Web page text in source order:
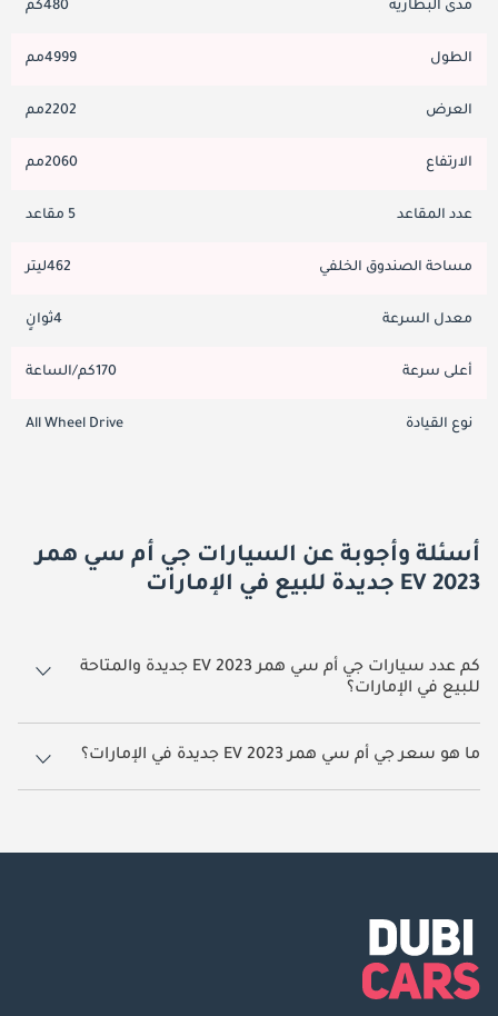
مدى البطارية 480كم
الطول 4999مم
العرض 2202مم
الارتفاع 2060مم
عدد المقاعد 5 مقاعد
مساحة الصندوق الخلفي 462ليتر
معدل السرعة 4ثوانٍ
أعلى سرعة 170كم/الساعة
نوع القيادة All Wheel Drive
أسئلة وأجوبة عن السيارات جي أم سي همر
EV 2023 جديدة للبيع في الإمارات
كم عدد سيارات جي أم سي همر EV 2023 جديدة والمتاحة
للبيع في الإمارات؟
1 سيارة جي أم سي همر EV 2023 جديدة متوفرة للبيع في الإمارات.
ما هو سعر جي أم سي همر EV 2023 جديدة في الإمارات؟
يبدأ سعر سيارة جي أم سي همر EV 2023 جديدة في الإمارات 425,000.